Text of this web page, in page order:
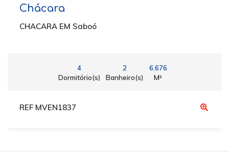
Chácara
CHACARA EM Saboó
4
Dormitório(s)
2
Banheiro(s)
6.676
M²
REF MVEN1837